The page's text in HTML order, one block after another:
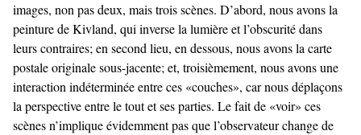
images, non pas deux, mais trois scènes. D’abord, nous avons la
peinture de Kivland, qui inverse la lumière et l’obscurité dans
leurs contraires; en second lieu, en dessous, nous avons la carte
postale originale sous-jacente; et, troisièmement, nous avons une
interaction indéterminée entre ces «couches», car nous déplaçons
la perspective entre le tout et ses parties. Le fait de «voir» ces
scènes n’implique évidemment pas que l’observateur change de